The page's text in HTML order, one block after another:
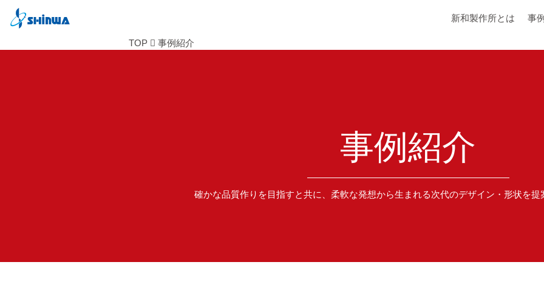
新和製作所とは 事
TOP 事例紹介
事例紹介
確かな品質作りを目指すと共に、柔軟な発想から生まれる次代のデザイン・形状を提